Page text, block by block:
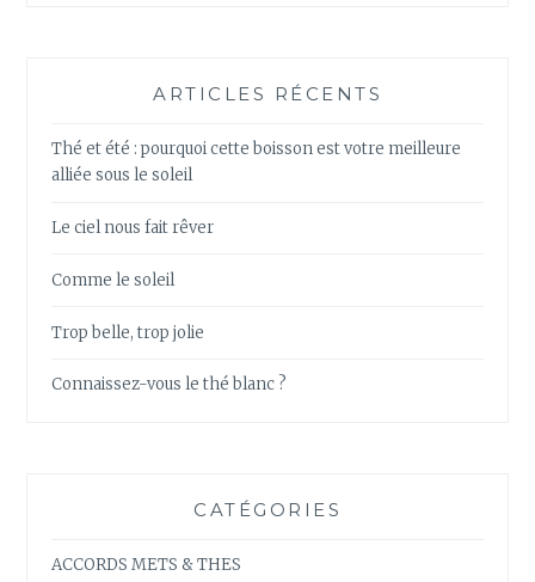
ARTICLES RÉCENTS
Thé et été : pourquoi cette boisson est votre meilleure
alliée sous le soleil
Le ciel nous fait rêver
Comme le soleil
Trop belle, trop jolie
Connaissez-vous le thé blanc ?
CATÉGORIES
ACCORDS METS & THES